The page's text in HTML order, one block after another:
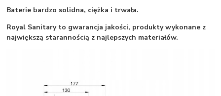
Baterie bardzo solidna, ciężka i trwała.
Royal Sanitary to gwarancja jakości, produkty wykonane z
największą starannością z najlepszych materiałów.